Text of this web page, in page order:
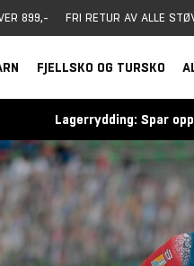
899,- FRI RETUR AV ALLE
FJELLSKO OG TURSKO
Lagerrydding: Spar